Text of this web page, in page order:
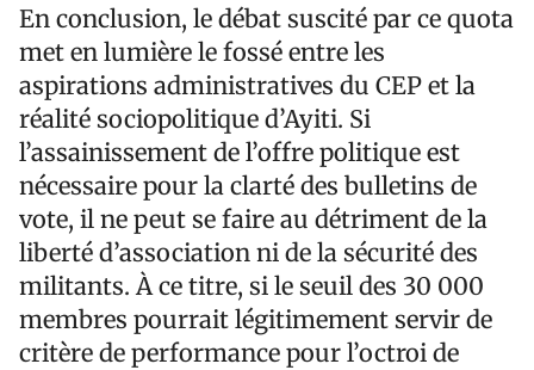
En conclusion, le débat suscité par ce quota
met en lumière le fossé entre les
aspirations administratives du CEP et la
réalité sociopolitique d’Ayiti. Si
l’assainissement de l’offre politique est
nécessaire pour la clarté des bulletins de
vote, il ne peut se faire au détriment de la
liberté d’association ni de la sécurité des
militants. À ce titre, si le seuil des 30 000
membres pourrait légitimement servir de
critère de performance pour l’octroi de